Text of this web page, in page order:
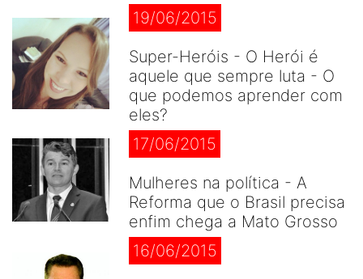
19/06/2015
Super-Heróis - O Herói é
aquele que sempre luta - O
que podemos aprender com
eles?
17/06/2015
Mulheres na política - A
Reforma que o Brasil precisa
enfim chega a Mato Grosso
16/06/2015